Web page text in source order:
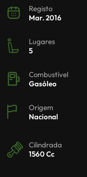
Registo
Mar. 2016
Lugares
5
Combustível
Gasóleo
Origem
Nacional
Cilindrada
1560 Cc